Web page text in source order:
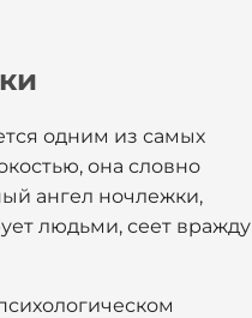
одним из самых
она словно
ангел ночлежки,
людьми, сеет вражду